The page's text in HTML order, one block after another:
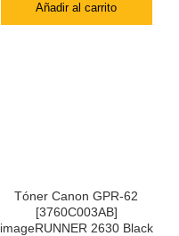
Añadir al carrito
Tóner Canon GPR-62
[3760C003AB]
imageRUNNER 2630 Black